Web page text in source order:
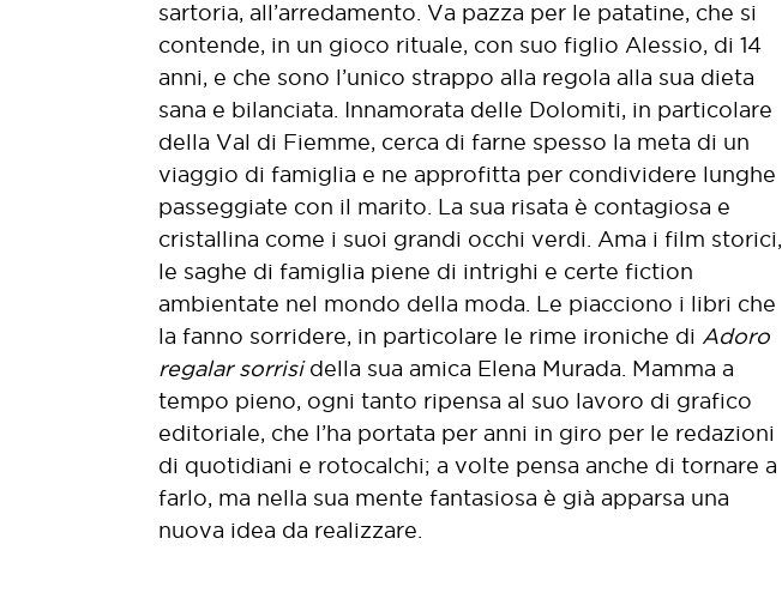
sartoria, all’arredamento. Va pazza per le patatine, che si
contende, in un gioco rituale, con suo figlio Alessio, di 14
anni, e che sono l’unico strappo alla regola alla sua dieta
sana e bilanciata. Innamorata delle Dolomiti, in particolare
della Val di Fiemme, cerca di farne spesso la meta di un
viaggio di famiglia e ne approfitta per condividere lunghe
passeggiate con il marito. La sua risata è contagiosa e
cristallina come i suoi grandi occhi verdi. Ama i film storici,
le saghe di famiglia piene di intrighi e certe fiction
ambientate nel mondo della moda. Le piacciono i libri che
la fanno sorridere, in particolare le rime ironiche di Adoro
regalar sorrisi della sua amica Elena Murada. Mamma a
tempo pieno, ogni tanto ripensa al suo lavoro di grafico
editoriale, che l’ha portata per anni in giro per le redazioni
di quotidiani e rotocalchi; a volte pensa anche di tornare a
farlo, ma nella sua mente fantasiosa è già apparsa una
nuova idea da realizzare.